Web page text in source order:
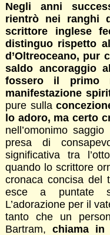
Negli anni
rientrò nei ranghi
scrittore inglese
distinguo rispetto
d’Oltreoceano, pur
saldo ancoraggio
fossero il primo
manifestazione
pure sulla
lo adoro, ma certo
nell’omonimo saggio
presa di
significativa tra
quando lo scrittore
cronaca concisa del
esce a puntate
L’adorazione per il
tanto che un
Bartram,chiama in